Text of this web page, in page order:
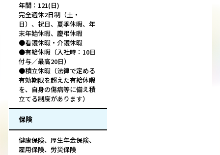
年間：121(日)
完全週休2日制（土・
日）、祝日、夏季休暇、年
末年始休暇、慶弔休暇
●看護休暇・介護休暇
●有給休暇（入社時：10日
付与／最高20日）
●積立休暇（法律で定める
有効期限を超えた有給休暇
を、自身の傷病等に備え積
立てる制度があります）
保険
健康保険、厚生年金保険、
雇用保険、労災保険